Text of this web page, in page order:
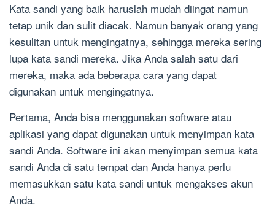
Kata sandi yang baik haruslah mudah diingat namun
tetap unik dan sulit diacak. Namun banyak orang yang
kesulitan untuk mengingatnya, sehingga mereka sering
lupa kata sandi mereka. Jika Anda salah satu dari
mereka, maka ada beberapa cara yang dapat
digunakan untuk mengingatnya.
Pertama, Anda bisa menggunakan software atau
aplikasi yang dapat digunakan untuk menyimpan kata
sandi Anda. Software ini akan menyimpan semua kata
sandi Anda di satu tempat dan Anda hanya perlu
memasukkan satu kata sandi untuk mengakses akun
Anda.